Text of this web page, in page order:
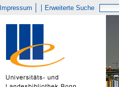
Impressum Erweiterte Suche